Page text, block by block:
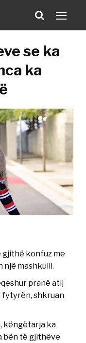
se ka
ka
gjithë konfuz me
mashkulli.
pranë atij
fytyrën, shkruan
këngëtarja ka
bën të gjithëve